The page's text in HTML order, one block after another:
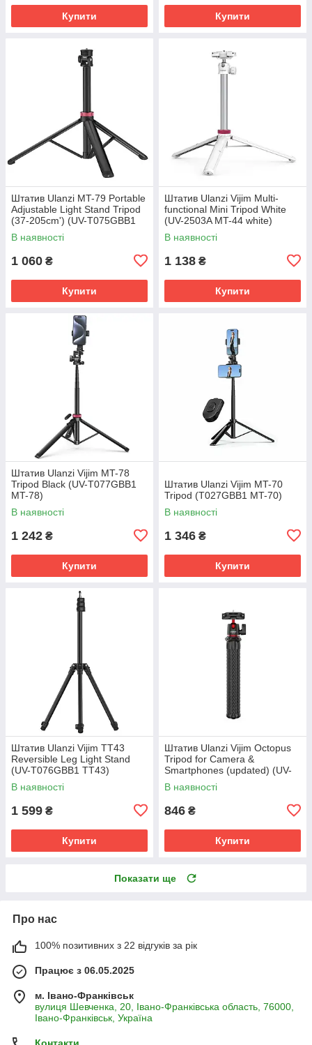
Купити Купити
Штатив Ulanzi MT-79 Portable
Adjustable Light Stand Tripod
(37-205cm') (UV-T075GBB1
MT-79)
В наявності
1 060 ₴
Купити
Штатив Ulanzi Vijim Multi-
functional Mini Tripod White
(UV-2503A MT-44 white)
В наявності
1 138 ₴
Купити
Штатив Ulanzi Vijim MT-78
Tripod Black (UV-T077GBB1
MT-78)
В наявності
1 242 ₴
Купити
Штатив Ulanzi Vijim MT-70
Tripod (T027GBB1 MT-70)
В наявності
1 346 ₴
Купити
Штатив Ulanzi Vijim TT43
Reversible Leg Light Stand
(UV-T076GBB1 TT43)
В наявності
1 599 ₴
Купити
Штатив Ulanzi Vijim Octopus
Tripod for Camera &
Smartphones (updated) (UV-
1907 MT-11)
В наявності
846 ₴
Купити
Показати ще
Про нас
100% позитивних з 22 відгуків за рік
Працює з 06.05.2025
м. Івано-Франківськ
вулиця Шевченка, 20, Івано-Франківська область, 76000,
Івано-Франківськ, Україна